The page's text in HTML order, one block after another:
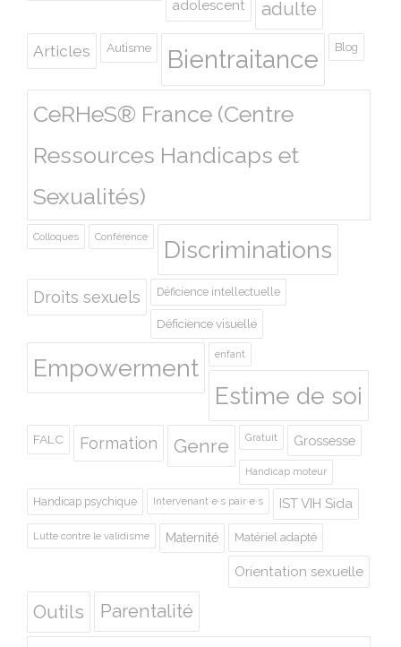
adolescent adulte
Articles Autisme Bientraitance Blog
CeRHeS® France (Centre
Ressources Handicaps et
Sexualités)
Colloques Conférence Discriminations
Droits sexuels Déficience intellectuelle
Déficience visuelle
Empowerment enfant
Estime de soi
FALC Formation Genre Gratuit Grossesse
Handicap moteur
Handicap psychique Intervenant·e·s pair·e·s IST VIH Sida
Lutte contre le validisme Maternité Matériel adapté
Orientation sexuelle
Outils Parentalité